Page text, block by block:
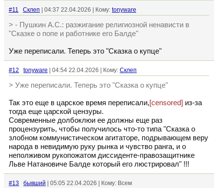
#11 Склеп | 04:37 22.04.2026 | Кому: tonyware
> - Пушкин А.С.: разжигание религиозной ненависти в
"Сказке о попе и работнике его Балде"
Уже переписали. Теперь это "Сказка о купце"
#12 tonyware | 04:54 22.04.2026 | Кому: Склеп
> Уже переписали. Теперь это "Сказка о купце"
Так это еще в царское время переписали,[censored] из-за
тогда еще царской цензуры.
Современные долбоклюи ее должны еще раз
процензурить, чтобы получилось что-то типа "Сказка о
злобном коммунистическом агитаторе, подрывающем веру
народа в невидимую руку рынка и чувство ранга, и о
неполживом рукопожатом диссиденте-правозащитнике
Льве Натановиче Балде который его люстрировал" !!!
#13 бывший | 05:05 22.04.2026 | Кому: Всем